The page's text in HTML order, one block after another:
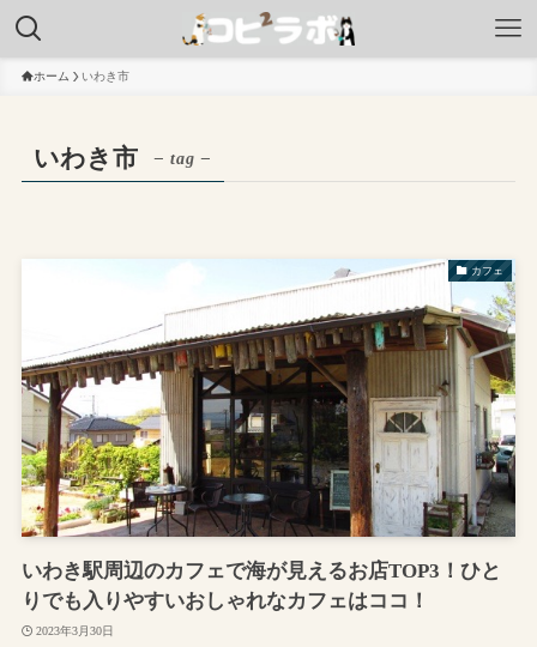
ホーム いわき市
いわき市 – tag –
カフェ
いわき駅周辺のカフェで海が見えるお店TOP3！ひと
りでも入りやすいおしゃれなカフェはココ！
2023年3月30日